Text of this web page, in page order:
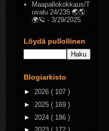
Maapallokokkaus/T
uvalu 24/235 🌏🌎
🌍🪐 - 3/29/2025
Löydä pullollinen
Blogiarkisto
► 2026 ( 107 )
► 2025 ( 169 )
► 2024 ( 186 )